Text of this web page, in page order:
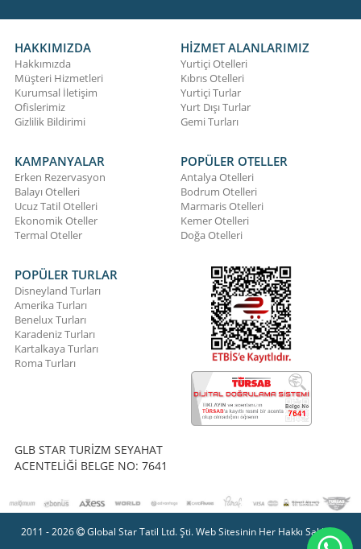
HAKKIMIZDA
Hakkımızda
Müşteri Hizmetleri
Kurumsal İletişim
Ofislerimiz
Gizlilik Bildirimi
HİZMET ALANLARIMIZ
Yurtiçi Otelleri
Kıbrıs Otelleri
Yurtiçi Turlar
Yurt Dışı Turlar
Gemi Turları
KAMPANYALAR
Erken Rezervasyon
Balayı Otelleri
Ucuz Tatil Otelleri
Ekonomik Oteller
Termal Oteller
POPÜLER OTELLER
Antalya Otelleri
Bodrum Otelleri
Marmaris Otelleri
Kemer Otelleri
Doğa Otelleri
POPÜLER TURLAR
Disneyland Turları
Amerika Turları
Benelux Turları
Karadeniz Turları
Kartalkaya Turları
Roma Turları
GLB STAR TURİZM SEYAHAT
ACENTELİĞİ BELGE NO: 7641
2011 - 2026 Global Star Tatil Ltd. Şti. Web Sitesinin Her Hakkı Saklıdır.